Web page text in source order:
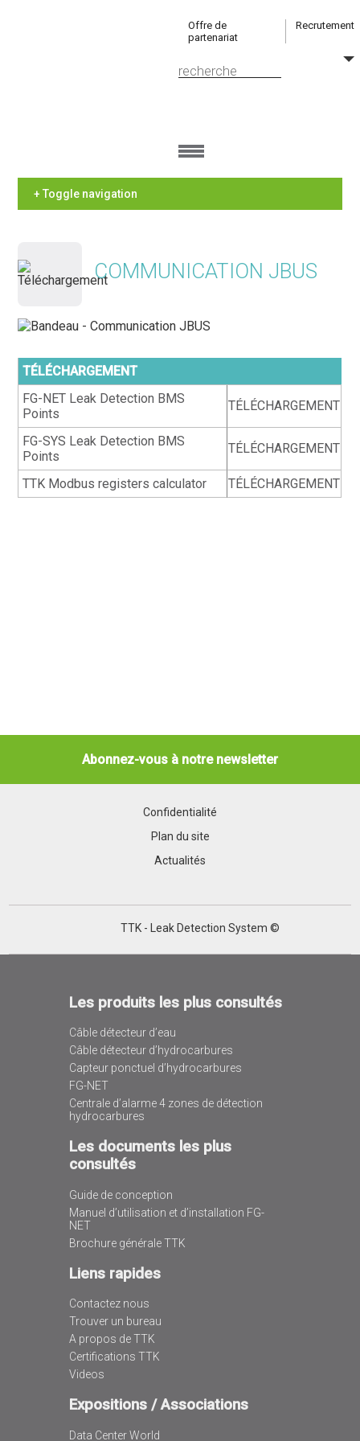
Offre de
partenariat
Recrutement
+ Toggle navigation
COMMUNICATION JBUS
TÉLÉCHARGEMENT
FG-NET Leak Detection BMS
Points
TÉLÉCHARGEMENT
FG-SYS Leak Detection BMS
Points
TÉLÉCHARGEMENT
TTK Modbus registers calculator TÉLÉCHARGEMENT
Abonnez-vous à notre newsletter
Confidentialité
Plan du site
Actualités
TTK - Leak Detection System ©
Les produits les plus consultés
Câble détecteur d’eau
Câble détecteur d’hydrocarbures
Capteur ponctuel d’hydrocarbures
FG-NET
Centrale d’alarme 4 zones de détection
hydrocarbures
Les documents les plus
consultés
Guide de conception
Manuel d’utilisation et d’installation FG-
NET
Brochure générale TTK
Liens rapides
Contactez nous
Trouver un bureau
A propos de TTK
Certifications TTK
Videos
Expositions / Associations
Data Center World